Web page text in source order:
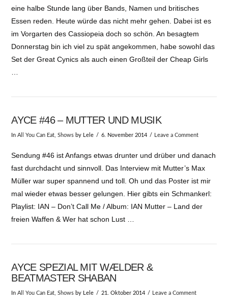
eine halbe Stunde lang über Bands, Namen und britisches
Essen reden. Heute würde das nicht mehr gehen. Dabei ist es
im Vorgarten des Cassiopeia doch so schön. An besagtem
Donnerstag bin ich viel zu spät angekommen, habe sowohl das
Set der Great Cynics als auch einen Großteil der Cheap Girls
AYCE #46 – MUTTER UND MUSIK
InAll You Can Eat,Shows by Lele 6. November 2014 Leave a Comment
Sendung #46 ist Anfangs etwas drunter und drüber und danach
fast durchdacht und sinnvoll. Das Interview mit Mutter’s Max
Müller war super spannend und toll. Oh und das Poster ist mir
mal wieder etwas besser gelungen. Hier gibts ein Schmankerl:
Playlist: IAN – Don’t Call Me / Album: IAN Mutter – Land der
freien Waffen & Wer hat schon Lust …
AYCE SPEZIAL MIT WÆLDER &
BEATMASTER SHABAN
InAll You Can Eat,Shows by Lele 21. Oktober 2014 Leave a Comment